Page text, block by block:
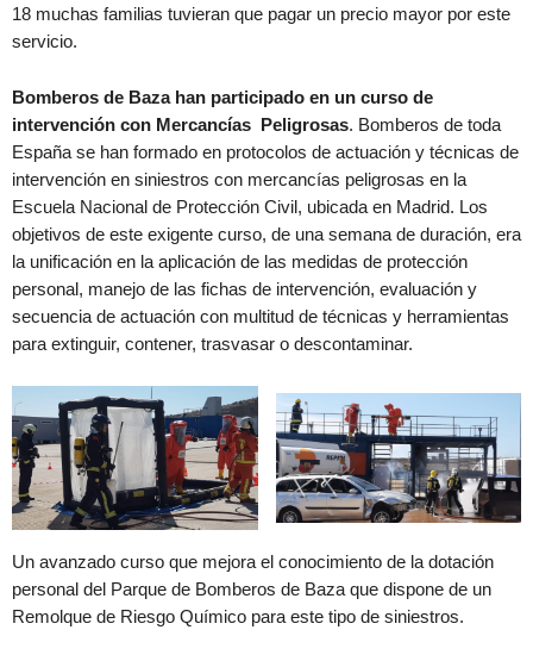
18 muchas familias tuvieran que pagar un precio mayor por este
servicio.
Bomberos de Baza han participado en un curso de
intervención con Mercancías Peligrosas. Bomberos de toda
España se han formado en protocolos de actuación y técnicas de
intervención en siniestros con mercancías peligrosas en la
Escuela Nacional de Protección Civil, ubicada en Madrid. Los
objetivos de este exigente curso, de una semana de duración, era
la unificación en la aplicación de las medidas de protección
personal, manejo de las fichas de intervención, evaluación y
secuencia de actuación con multitud de técnicas y herramientas
para extinguir, contener, trasvasar o descontaminar.
Un avanzado curso que mejora el conocimiento de la dotación
personal del Parque de Bomberos de Baza que dispone de un
Remolque de Riesgo Químico para este tipo de siniestros.